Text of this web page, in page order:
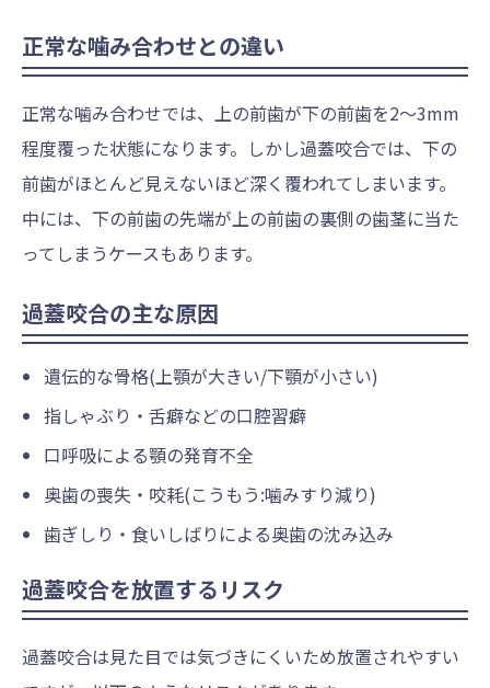
正常な噛み合わせとの違い
正常な噛み合わせでは、上の前歯が下の前歯を2〜3mm
程度覆った状態になります。しかし過蓋咬合では、下の
前歯がほとんど見えないほど深く覆われてしまいます。
中には、下の前歯の先端が上の前歯の裏側の歯茎に当た
ってしまうケースもあります。
過蓋咬合の主な原因
遺伝的な骨格(上顎が大きい/下顎が小さい)
指しゃぶり・舌癖などの口腔習癖
口呼吸による顎の発育不全
奥歯の喪失・咬耗(こうもう:噛みすり減り)
歯ぎしり・食いしばりによる奥歯の沈み込み
過蓋咬合を放置するリスク
過蓋咬合は見た目では気づきにくいため放置されやすい